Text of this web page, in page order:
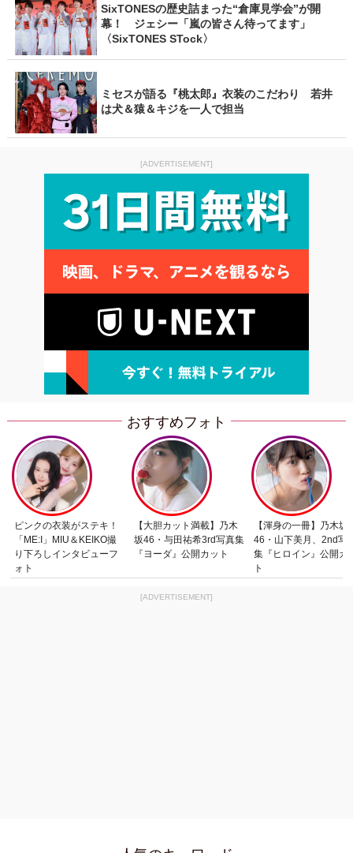
SixTONESの歴史詰まった“倉庫見学会”が開
幕！ ジェシー「嵐の皆さん待ってます」
〈SixTONES STock〉
ミセスが語る『桃太郎』衣装のこだわり 若井
は犬＆猿＆キジを一人で担当
[ADVERTISEMENT]
おすすめフォト
ピンクの衣装がステキ！
「ME:I」MIU＆KEIKO撮
り下ろしインタビューフ
ォト
【大胆カット満載】乃木
坂46・与田祐希3rd写真集
『ヨーダ』公開カット
【渾身の一冊】乃木坂
46・山下美月、2nd写
集『ヒロイン』公開カ
ト
[ADVERTISEMENT]